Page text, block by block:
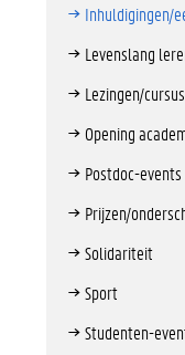
Inhuldigingen/
Levenslang
Lezingen/
Opening
Postdoc-events
Prijzen/
Solidariteit
Sport
Studenten-